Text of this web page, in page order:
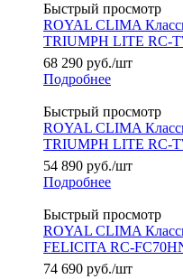
Быстрый просмотр
ROYAL CLIMA
TRIUMPH LITE RC-
68 290 руб./шт
Подробнее
Быстрый просмотр
ROYAL CLIMA
TRIUMPH LITE RC-
54 890 руб./шт
Подробнее
Быстрый просмотр
ROYAL CLIMA
FELICITA RC-
74 690 руб./шт